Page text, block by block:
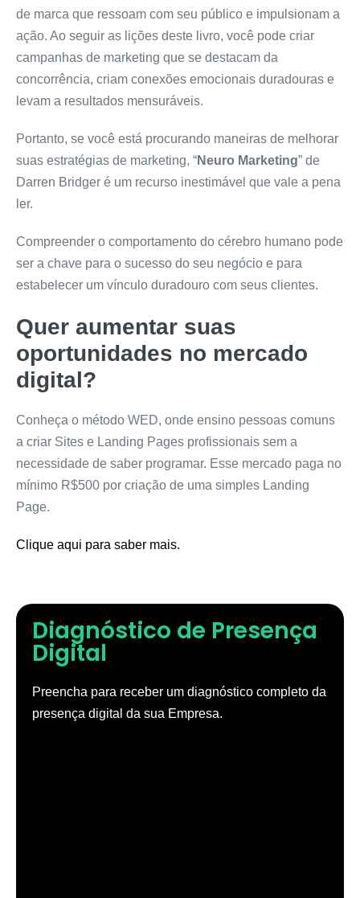
de marca que ressoam com seu público e impulsionam a
ação. Ao seguir as lições deste livro, você pode criar
campanhas de marketing que se destacam da
concorrência, criam conexões emocionais duradouras e
levam a resultados mensuráveis.
Portanto, se você está procurando maneiras de melhorar
suas estratégias de marketing, “Neuro Marketing” de
Darren Bridger é um recurso inestimável que vale a pena
ler.
Compreender o comportamento do cérebro humano pode
ser a chave para o sucesso do seu negócio e para
estabelecer um vínculo duradouro com seus clientes.
Quer aumentar suas
oportunidades no mercado
digital?
Conheça o método WED, onde ensino pessoas comuns
a criar Sites e Landing Pages profissionais sem a
necessidade de saber programar. Esse mercado paga no
mínimo R$500 por criação de uma simples Landing
Page.
Clique aqui para saber mais.
Diagnóstico de Presença
Digital
Preencha para receber um diagnóstico completo da
presença digital da sua Empresa.